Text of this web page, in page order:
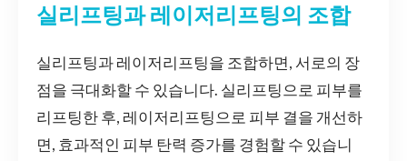
실리프팅과 레이저리프팅의 조합
실리프팅과 레이저리프팅을 조합하면, 서로의 장
점을 극대화할 수 있습니다. 실리프팅으로 피부를
리프팅한 후, 레이저리프팅으로 피부 결을 개선하
면, 효과적인 피부 탄력 증가를 경험할 수 있습니